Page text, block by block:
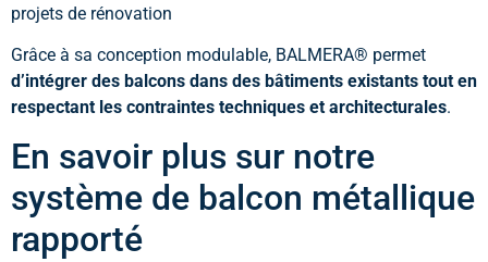
projets de rénovation
Grâce à sa conception modulable, BALMERA® permet
d’intégrer des balcons dans des bâtiments existants tout en
respectant les contraintes techniques et architecturales.
En savoir plus sur notre
système de balcon métallique
rapporté